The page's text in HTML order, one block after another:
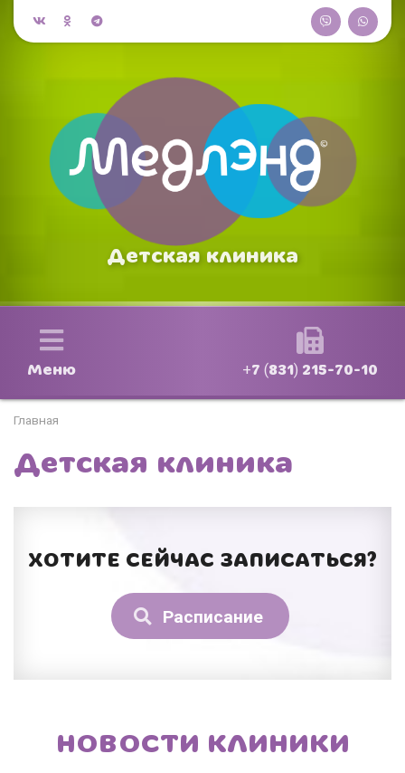
Детская клиника
Меню +7 (831) 215-70-10
Главная
Детская клиника
ХОТИТЕ СЕЙЧАС ЗАПИСАТЬСЯ?
Расписание
НОВОСТИ КЛИНИКИ